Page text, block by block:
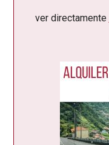
ver directamente